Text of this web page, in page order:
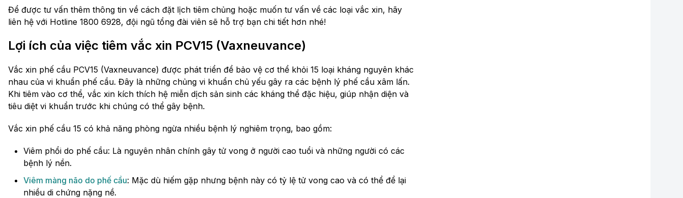
Để được tư vấn thêm thông tin về cách đặt lịch tiêm chủng hoặc muốn tư vấn về các loại vắc xin, hãy
liên hệ với Hotline 1800 6928, đội ngũ tổng đài viên sẽ hỗ trợ bạn chi tiết hơn nhé!
Lợi ích của việc tiêm vắc xin PCV15 (Vaxneuvance)
Vắc xin phế cầu PCV15 (Vaxneuvance) được phát triển để bảo vệ cơ thể khỏi 15 loại kháng nguyên khác
nhau của vi khuẩn phế cầu. Đây là những chủng vi khuẩn chủ yếu gây ra các bệnh lý phế cầu xâm lấn.
Khi tiêm vào cơ thể, vắc xin kích thích hệ miễn dịch sản sinh các kháng thể đặc hiệu, giúp nhận diện và
tiêu diệt vi khuẩn trước khi chúng có thể gây bệnh.
Vắc xin phế cầu 15 có khả năng phòng ngừa nhiều bệnh lý nghiêm trọng, bao gồm:
Viêm phổi do phế cầu: Là nguyên nhân chính gây tử vong ở người cao tuổi và những người có các
bệnh lý nền.
Viêm màng não do phế cầu: Mặc dù hiếm gặp nhưng bệnh này có tỷ lệ tử vong cao và có thể để lại
nhiều di chứng nặng nề.